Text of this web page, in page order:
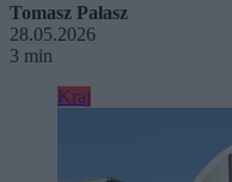
Tomasz Pałasz
28.05.2026
3 min
Kraj